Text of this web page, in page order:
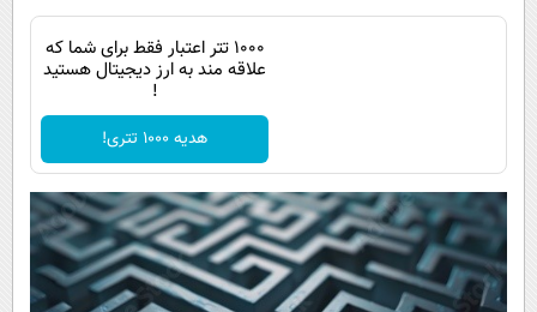
۱۰۰۰ تتر اعتبار فقط برای شما که
علاقه مند به ارز دیجیتال هستید
!
هدیه 1000 تتری!